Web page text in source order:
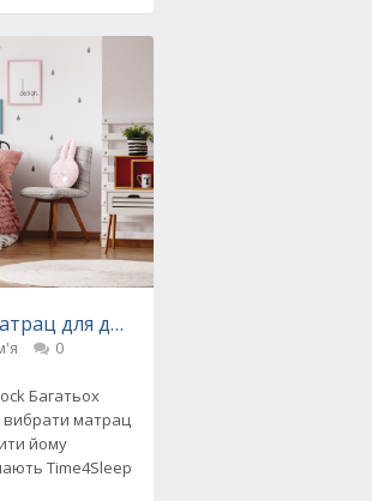
в житті
для дитини: покрокова інструкція
0
Багатьох
вибрати матрац
йому
Time4Sleep